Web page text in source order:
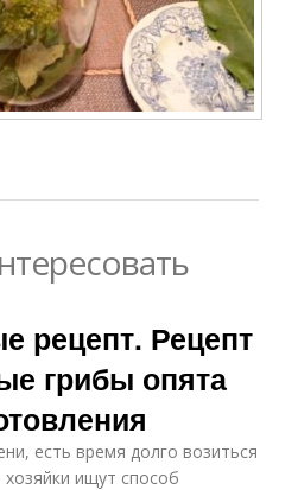
рецепт. Рецепт
грибы опята
есть время долго возиться
ищут способ